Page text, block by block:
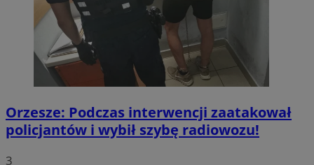
Orzesze: Podczas interwencji zaatakował
policjantów i wybił szybę radiowozu!
3